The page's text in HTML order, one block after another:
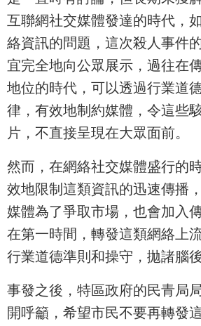
互聯網社交媒體發達的時代，
絡資訊的問題，這次殺人事件
宜完全地向公眾展示，過往在
地位的時代，可以透過行業道
律，有效地制約媒體，令這些
片，不直接呈現在大眾面前。
然而，在網絡社交媒體盛行的
效地限制這類資訊的迅速傳播
媒體為了爭取市場，也會加入
在第一時間，轉發這類網絡上
行業道德準則和操守，拋諸腦後
事發之後，特區政府的民青局
開呼籲，希望市民不要再轉發